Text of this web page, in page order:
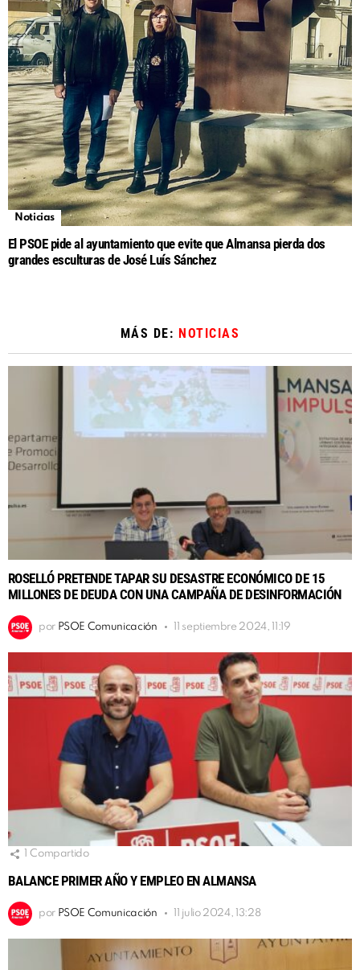
Noticias
El PSOE pide al ayuntamiento que evite que Almansa pierda dos
grandes esculturas de José Luís Sánchez
MÁS DE: NOTICIAS
ROSELLÓ PRETENDE TAPAR SU DESASTRE ECONÓMICO DE 15
MILLONES DE DEUDA CON UNA CAMPAÑA DE DESINFORMACIÓN
por PSOE Comunicación 11 septiembre 2024, 11:19
Compartido
BALANCE PRIMER AÑO Y EMPLEO EN ALMANSA
por PSOE Comunicación 11 julio 2024, 13:28